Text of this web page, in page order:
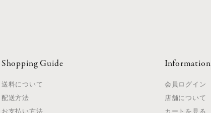
Shopping Guide
送料について
配送方法
お支払い方法
Information
会員ログイン
店舗について
カートを見る